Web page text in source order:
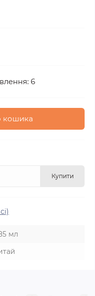
6
кошика
Купити
мл